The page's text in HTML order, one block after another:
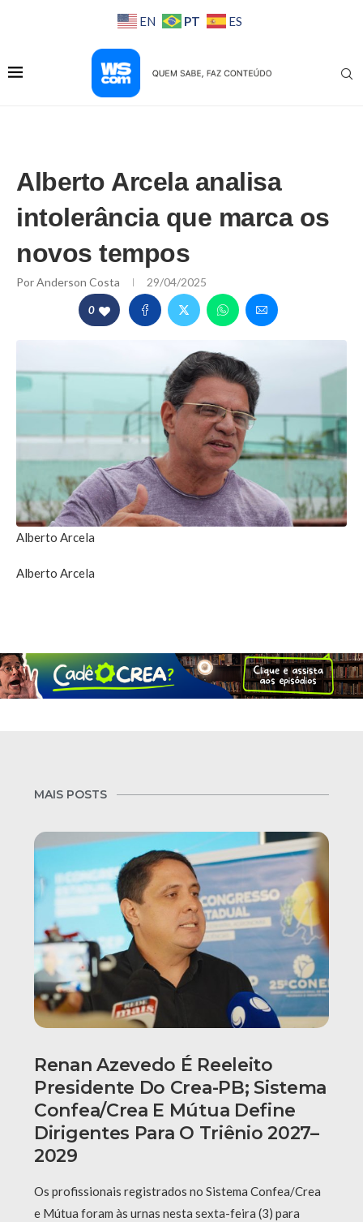
EN PT ES
Alberto Arcela analisa
intolerância que marca os
novos tempos
PorAnderson Costa 29/04/2025
0
Alberto Arcela
Alberto Arcela
MAIS POSTS
Renan Azevedo É Reeleito
Presidente Do Crea-PB; Sistema
Confea/Crea E Mútua Define
Dirigentes Para O Triênio 2027–
2029
Os profissionais registrados no Sistema Confea/Crea
e Mútua foram às urnas nesta sexta-feira (3) para